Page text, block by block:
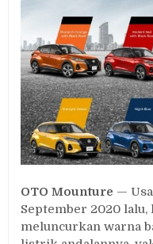
OTO Mounture —
September 2020
meluncurkan warna